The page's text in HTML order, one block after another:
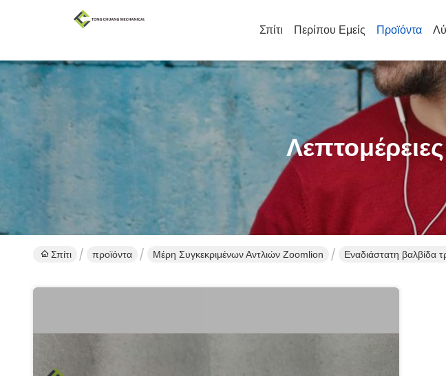
Σπίτι Περίπου Εμείς Προϊόντα
Σπίτι προϊόντα Μέρη Συγκεκριμένων Αντλιών Zoomlion Εναδιάστατη βαλβίδα